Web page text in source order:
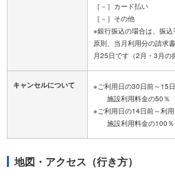
［－］カード払い
［－］その他
※銀行振込の場合は、振
原則、当月利用分の請求
キャンセルについて
※ご利用日の30日前～15
施設利用料金の50％
※ご利用日の14日前～利
地図・アクセス（行き方）